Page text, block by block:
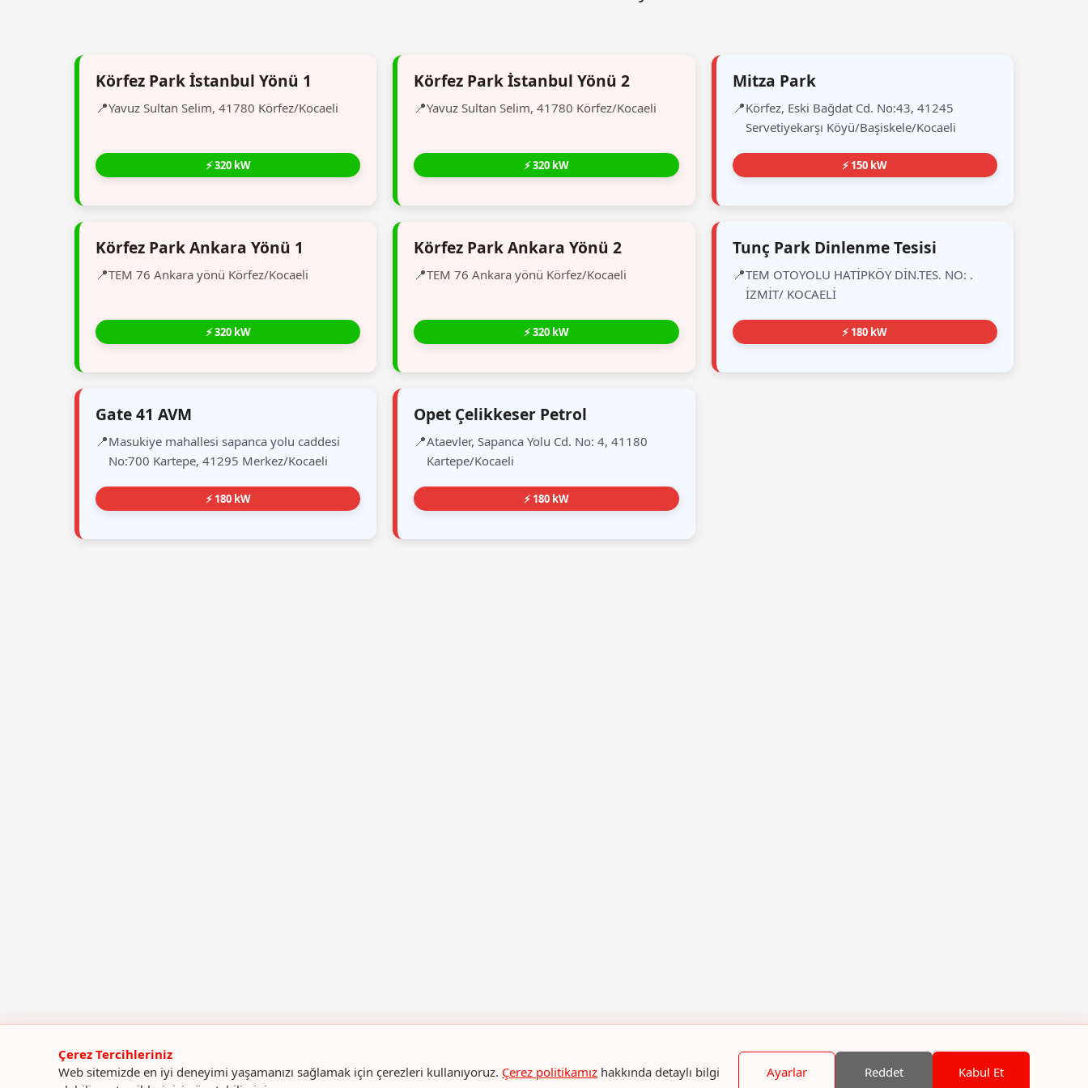
Körfez Park İstanbul Yönü 1
Yavuz Sultan Selim, 41780 Körfez/Kocaeli
⚡ 320 kW
Körfez Park İstanbul Yönü 2
Yavuz Sultan Selim, 41780 Körfez/Kocaeli
⚡ 320 kW
Mitza Park
Körfez, Eski Bağdat Cd. No:43, 41245
Servetiyekarşı Köyü/Başiskele/Kocaeli
⚡ 150 kW
Körfez Park Ankara Yönü 1
TEM 76 Ankara yönü Körfez/Kocaeli
⚡ 320 kW
Körfez Park Ankara Yönü 2
TEM 76 Ankara yönü Körfez/Kocaeli
⚡ 320 kW
Tunç Park Dinlenme Tesisi
TEM OTOYOLU HATİPKÖY DİN.TES. NO: .
İZMİT/ KOCAELİ
⚡ 180 kW
Gate 41 AVM
Masukiye mahallesi sapanca yolu caddesi
No:700 Kartepe, 41295 Merkez/Kocaeli
⚡ 180 kW
Opet Çelikkeser Petrol
Ataevler, Sapanca Yolu Cd. No: 4, 41180
Kartepe/Kocaeli
⚡ 180 kW
Çerez Tercihleriniz
Web sitemizde en iyi deneyimi yaşamanızı sağlamak için çerezleri kullanıyoruz. Çerez politikamız hakkında detaylı bilgi
Ayarlar Reddet Kabul Et